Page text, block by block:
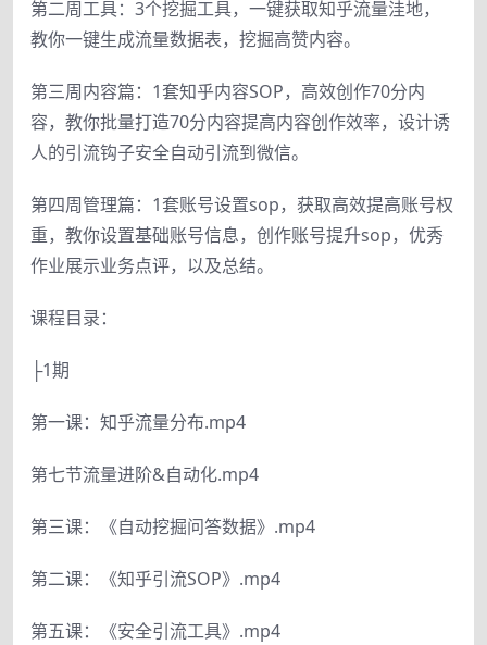
第二周工具：3个挖掘工具，一键获取知乎流量洼地，
教你一键生成流量数据表，挖掘高赞内容。
第三周内容篇：1套知乎内容SOP，高效创作70分内
容，教你批量打造70分内容提高内容创作效率，设计诱
人的引流钩子安全自动引流到微信。
第四周管理篇：1套账号设置sop，获取高效提高账号权
重，教你设置基础账号信息，创作账号提升sop，优秀
作业展示业务点评，以及总结。
课程目录：
├1期
第一课：知乎流量分布.mp4
第七节流量进阶&自动化.mp4
第三课：《自动挖掘问答数据》.mp4
第二课：《知乎引流SOP》.mp4
第五课：《安全引流工具》.mp4